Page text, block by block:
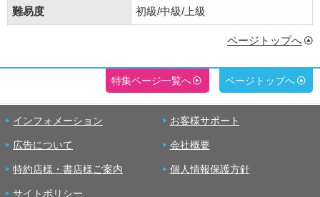
難易度 初級/中級/上級
ページトップへ
特集ページ一覧へ ページトップへ
インフォメーション お客様サポート
広告について 会社概要
特約店様・書店様ご案内 個人情報保護方針
サイトポリシー